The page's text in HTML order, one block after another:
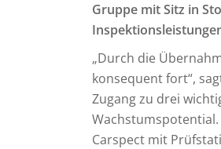
Gruppe mit Sitz in
„Durch die
konsequent fort“,
Zugang zu drei
Carspect mit